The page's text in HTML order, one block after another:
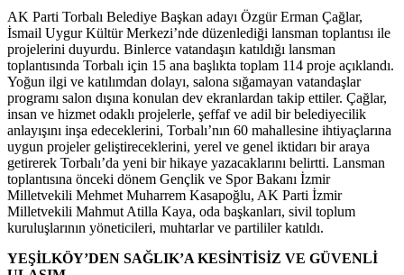
AK Parti Torbalı Belediye Başkan adayı Özgür Erman Çağlar,
İsmail Uygur Kültür Merkezi’nde düzenlediği lansman toplantısı ile
projelerini duyurdu. Binlerce vatandaşın katıldığı lansman
toplantısında Torbalı için 15 ana başlıkta toplam 114 proje açıklandı.
Yoğun ilgi ve katılımdan dolayı, salona sığamayan vatandaşlar
programı salon dışına konulan dev ekranlardan takip ettiler. Çağlar,
insan ve hizmet odaklı projelerle, şeffaf ve adil bir belediyecilik
anlayışını inşa edeceklerini, Torbalı’nın 60 mahallesine ihtiyaçlarına
uygun projeler geliştireceklerini, yerel ve genel iktidarı bir araya
getirerek Torbalı’da yeni bir hikaye yazacaklarını belirtti. Lansman
toplantısına önceki dönem Gençlik ve Spor Bakanı İzmir
Milletvekili Mehmet Muharrem Kasapoğlu, AK Parti İzmir
Milletvekili Mahmut Atilla Kaya, oda başkanları, sivil toplum
kuruluşlarının yöneticileri, muhtarlar ve partililer katıldı.
YEŞİLKÖY’DEN SAĞLIK’A KESİNTİSİZ VE GÜVENLİ